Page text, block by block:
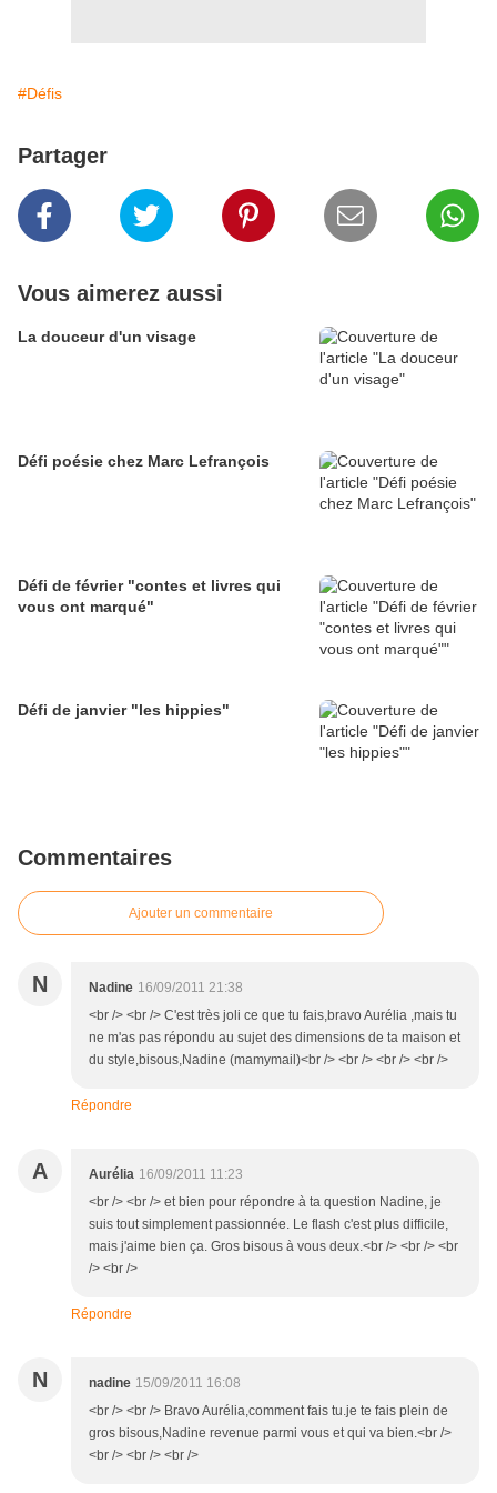
#Défis
Partager
Vous aimerez aussi
La douceur d'un visage
Défi poésie chez Marc Lefrançois
Défi de février "contes et livres qui
vous ont marqué"
Défi de janvier "les hippies"
Commentaires
Ajouter un commentaire
N Nadine 16/09/2011 21:38
<br /> <br /> C'est très joli ce que tu fais,bravo Aurélia ,mais tu
ne m'as pas répondu au sujet des dimensions de ta maison et
du style,bisous,Nadine (mamymail)<br /> <br /> <br /> <br />
Répondre
A Aurélia 16/09/2011 11:23
<br /> <br /> et bien pour répondre à ta question Nadine, je
suis tout simplement passionnée. Le flash c'est plus difficile,
mais j'aime bien ça. Gros bisous à vous deux.<br /> <br /> <br
/> <br />
Répondre
N nadine 15/09/2011 16:08
<br /> <br /> Bravo Aurélia,comment fais tu.je te fais plein de
gros bisous,Nadine revenue parmi vous et qui va bien.<br />
<br /> <br /> <br />